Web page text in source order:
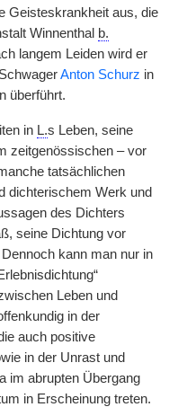
Geisteskrankheit aus, die
Winnenthal b.
langem Leiden wird er
Anton Schurz in
überführt.
in L.s Leben, seine
zeitgenössischen – vor
tatsächlichen
dichterischem Werk und
des Dichters
seine Dichtung vor
kann man nur in
Leben und
in der
auch positive
in der Unrast und
im abrupten Übergang
in Erscheinung treten.